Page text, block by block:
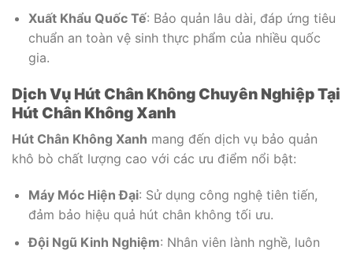
Xuất Khẩu Quốc Tế: Bảo quản lâu dài, đáp ứng tiêu
chuẩn an toàn vệ sinh thực phẩm của nhiều quốc
gia.
Dịch Vụ Hút Chân Không Chuyên Nghiệp Tại
Hút Chân Không Xanh
Hút Chân Không Xanh mang đến dịch vụ bảo quản
khô bò chất lượng cao với các ưu điểm nổi bật:
Máy Móc Hiện Đại: Sử dụng công nghệ tiên tiến,
đảm bảo hiệu quả hút chân không tối ưu.
Đội Ngũ Kinh Nghiệm: Nhân viên lành nghề, luôn